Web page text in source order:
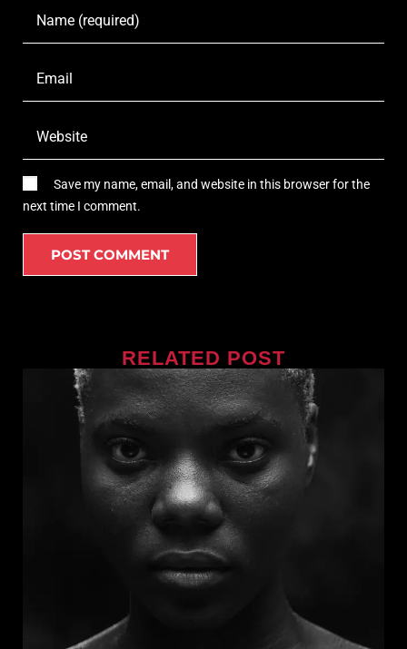
Save my name, email, and website in this browser for the
next time I comment.
RELATED POST